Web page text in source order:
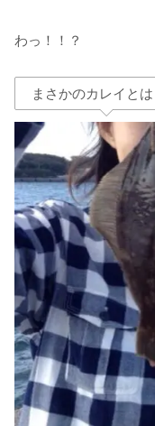
わっ！！？
まさかのカレイとは